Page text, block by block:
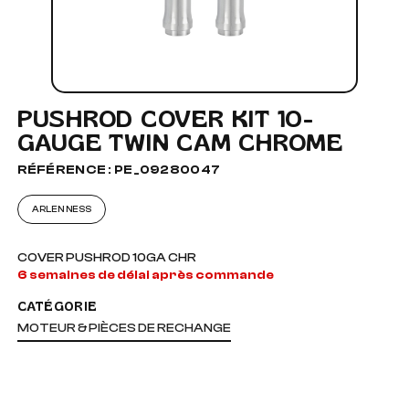
PUSHROD COVER KIT 10-
GAUGE TWIN CAM CHROME
RÉFÉRENCE : PE_09280047
ARLEN NESS
COVER PUSHROD 10GA CHR
6 semaines de délai après commande
CATÉGORIE
MOTEUR & PIÈCES DE RECHANGE